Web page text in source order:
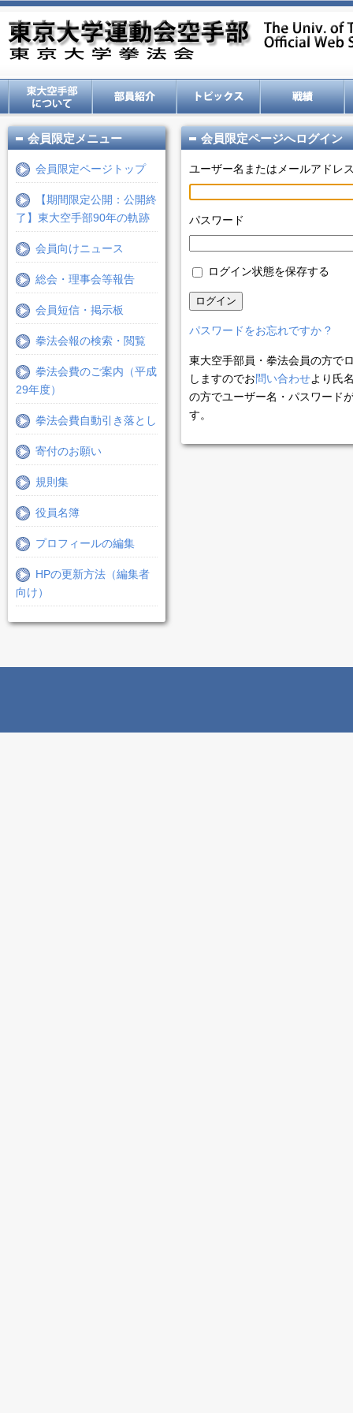
会員限定メニュー
会員限定ページトップ
【期間限定公開：公開終
了】東大空手部90年の軌跡
会員向けニュース
総会・理事会等報告
会員短信・掲示板
拳法会報の検索・閲覧
拳法会費のご案内（平成
29年度）
拳法会費自動引き落とし
寄付のお願い
規則集
役員名簿
プロフィールの編集
HPの更新方法（編集者
向け）
会員限定ページへログイン
ユーザー名またはメールアドレ
パスワード
ログイン状態を保存する
ログイン
パスワードをお忘れですか ?
東大空手部員・拳法会員の方で
しますのでお問い合わせより氏
の方でユーザー名・パスワード
す。